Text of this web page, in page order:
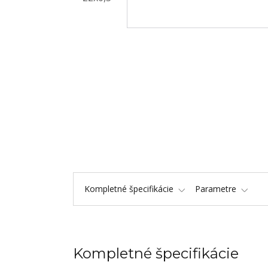
Kompletné špecifikácie Parametre
Kompletné špecifikácie